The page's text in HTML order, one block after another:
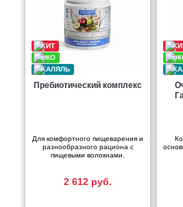
Пребиотический комплекс
Для комфортного пищеварения и
разнообразного рациона с
пищевыми волокнами.
2 612 руб.